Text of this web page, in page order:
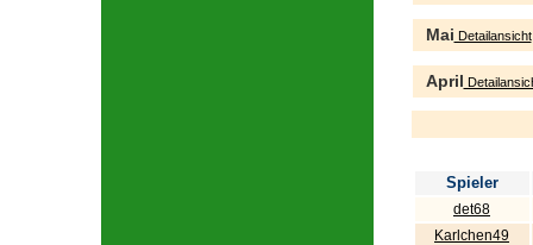
Mai Detailansicht
April
Spieler
det68
Karlchen49